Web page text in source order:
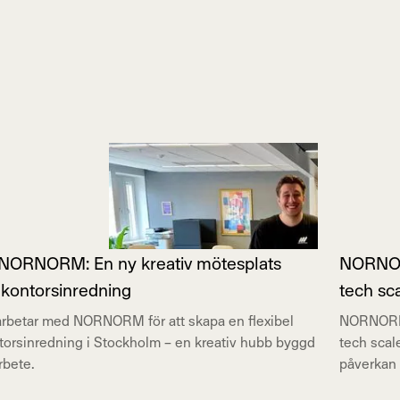
En ny kreativ mötesplats
med NORNORM för att skapa en flexibel
i Stockholm – en kreativ hubb byggd
tech
tech